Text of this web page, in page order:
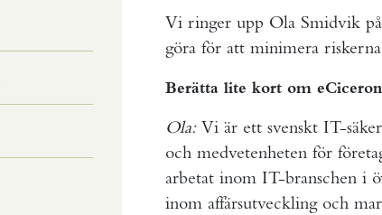
Vi ringer upp Ola Smidvik
göra för att minimera
Berätta lite kort om
Ola:Vi är ett svenskt IT-
och medvetenheten för
arbetat inom IT-branschen i
inom affärsutveckling och